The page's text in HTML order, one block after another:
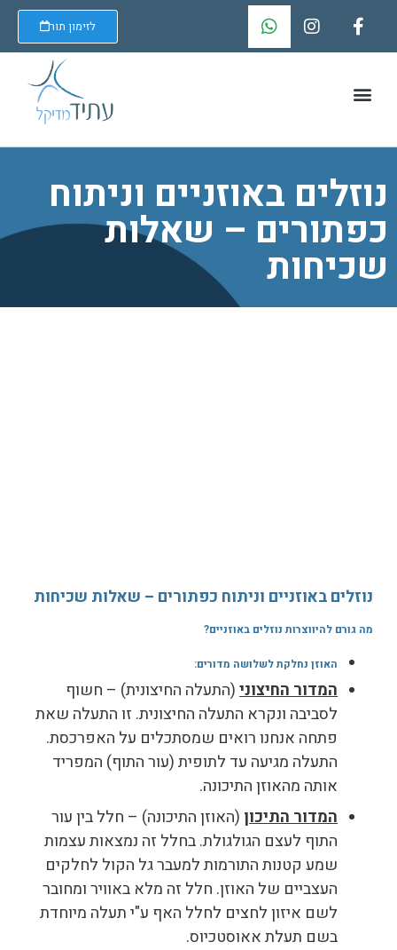
לזימון תור
נוזלים באוזניים וניתוח
כפתורים – שאלות
שכיחות
נוזלים באוזניים וניתוח כפתורים – שאלות שכיחות
מה גורם להיווצרות נוזלים באוזניים?
האוזן נחלקת לשלושה מדורים:
המדור החיצוני(התעלה החיצונית) – חשוף
לסביבה ונקרא התעלה החיצונית. זו התעלה שאת
פתחה אנחנו רואים שמסתכלים על האפרכסת.
התעלה מגיעה עד לתופית (עור התוף) המפריד
אותה מהאוזן התיכונה.
המדור התיכון (האוזן התיכונה) – חלל בין עור
התוף לעצם הגולגולת. בחלל זה נמצאות עצמות
שמע קטנות התורמות למעבר גל הקול לחלקים
העצביים של האוזן. חלל זה מלא באוויר ומחובר
לשם איזון לחצים לחלל האף ע"י תעלה מיוחדת
בשם תעלת אאוסטכיוס.